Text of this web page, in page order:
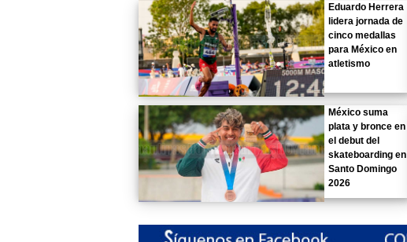
Eduardo Herrera
lidera jornada de
cinco medallas
para México en
atletismo
México suma
plata y bronce en
el debut del
skateboarding en
Santo Domingo
2026